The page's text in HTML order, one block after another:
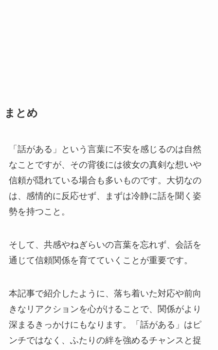
まとめ
「話がある」という言葉に不安を感じるのは自然
なことですが、その背後には彼女の真剣な想いや
信頼が隠れている場合も多いものです。大切なの
は、感情的に反応せず、まずは冷静に話を聞く姿
勢を持つこと。
そして、共感やねぎらいの言葉を忘れず、会話を
通じて信頼関係を育てていくことが重要です。
本記事で紹介したように、落ち着いた対応や前向
きなリアクションを心がけることで、関係がより
深まるきっかけにもなります。「話がある」はピ
ンチではなく、ふたりの絆を強めるチャンスと捉